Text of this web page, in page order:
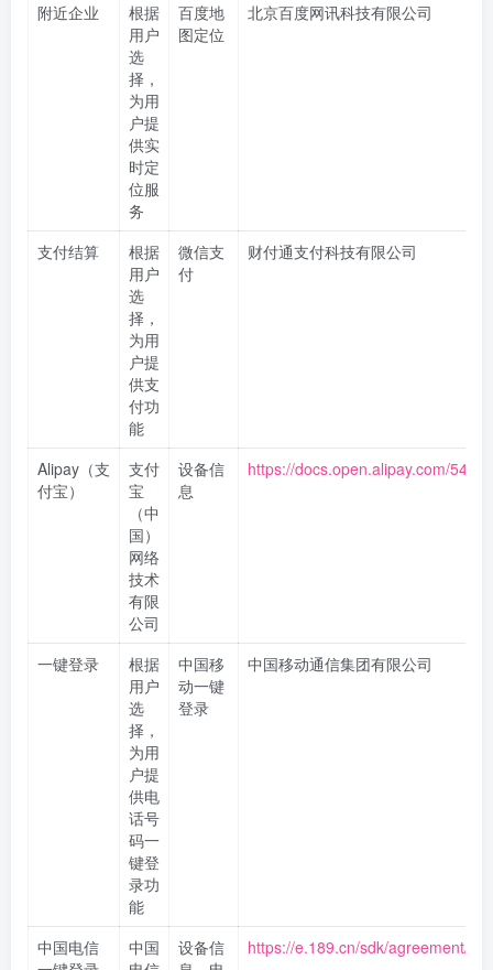
附近企业
根据
用户
选
择，
为用
户提
供实
时定
位服
务
百度地
图定位
北京百度网讯科技有限公司
支付结算
根据
用户
选
择，
为用
户提
供支
付功
能
微信支
付
财付通支付科技有限公司
Alipay（支
付宝）
支付
宝
（中
国）
网络
技术
有限
公司
设备信
息
https://docs.open.alipay.com/54
一键登录
根据
用户
选
择，
为用
户提
供电
话号
码一
键登
录功
能
中国移
动一键
登录
中国移动通信集团有限公司
中国电信
中国
设备信
https://e.189.cn/sdk/agreement/